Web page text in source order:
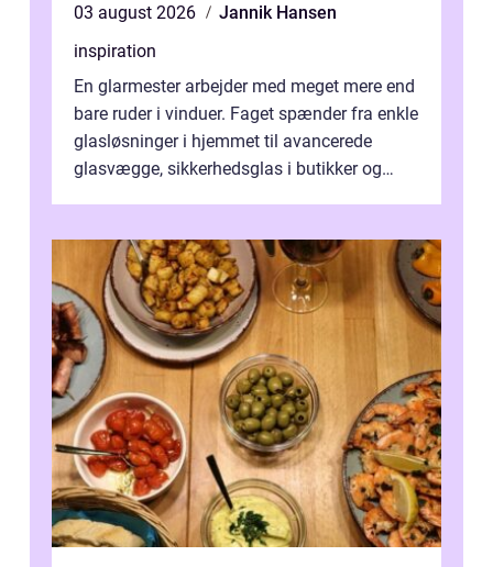
03 august 2026
Jannik Hansen
inspiration
En glarmester arbejder med meget mere end
bare ruder i vinduer. Faget spænder fra enkle
glasløsninger i hjemmet til avancerede
glasvægge, sikkerhedsglas i butikker og